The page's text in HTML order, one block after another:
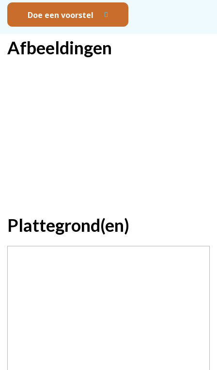
Doe een voorstel
Afbeeldingen
Plattegrond(en)